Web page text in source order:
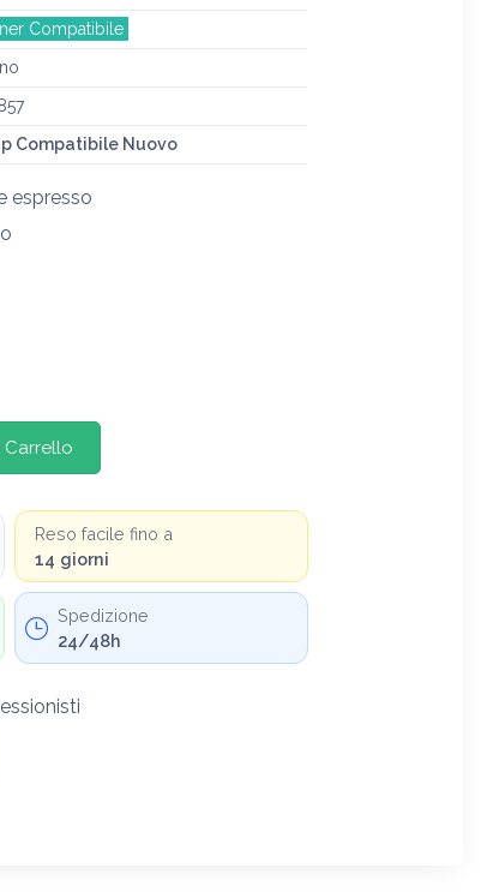
Compatibile
Compatibile Nuovo
espresso
Reso facile fino a
14 giorni
Spedizione
24/48h